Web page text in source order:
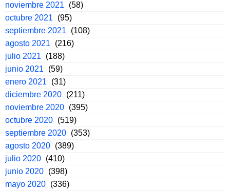
noviembre 2021
(58)
octubre 2021
(95)
septiembre 2021
(108)
agosto 2021
(216)
julio 2021
(188)
junio 2021
(59)
enero 2021
(31)
diciembre 2020 (211)
noviembre 2020 (395)
octubre 2020 (519)
septiembre 2020 (353)
agosto 2020 (389)
julio 2020 (410)
junio 2020 (398)
mayo 2020 (336)